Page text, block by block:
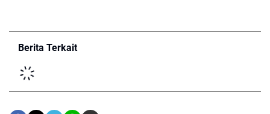
Berita Terkait